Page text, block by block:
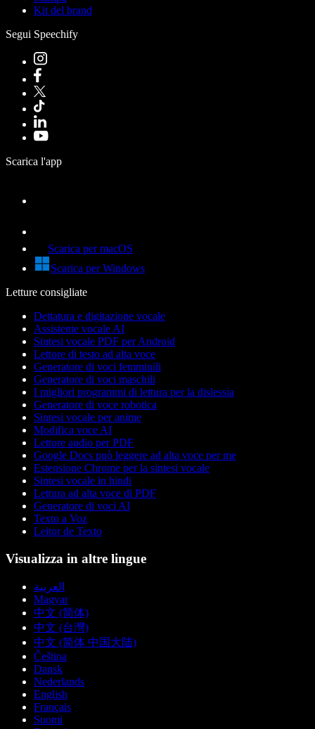
Kit del brand
Segui Speechify
Scarica l'app
Scarica per macOS
Scarica per Windows
Letture consigliate
Dettatura e digitazione vocale
Assistente vocale AI
Sintesi vocale PDF per Android
Lettore di testo ad alta voce
Generatore di voci femminili
Generatore di voci maschili
I migliori programmi di lettura per la dislessia
Generatore di voce robotica
Sintesi vocale per anime
Modifica voce AI
Lettore audio per PDF
Google Docs può leggere ad alta voce per me
Estensione Chrome per la sintesi vocale
Sintesi vocale in hindi
Lettura ad alta voce di PDF
Generatore di voci AI
Texto a Voz
Leitor de Texto
Visualizza in altre lingue
العربية
Magyar
中文 (简体)
中文 (台灣)
中文 (简体 中国大陆)
Čeština
Dansk
Nederlands
English
Français
Suomi